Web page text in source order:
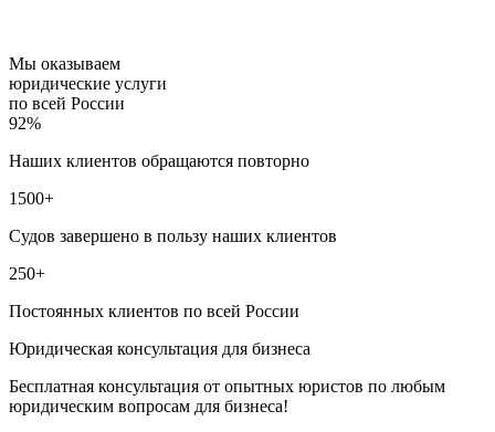
Мы оказываем
юридические услуги
по всей России
92%
Наших клиентов обращаются повторно
1500+
Судов завершено в пользу наших клиентов
250+
Постоянных клиентов по всей России
Юридическая консультация для бизнеса
Бесплатная консультация от опытных юристов по любым
юридическим вопросам для бизнеса!